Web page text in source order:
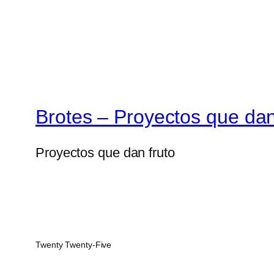
Brotes – Proyectos que
Proyectos que dan fruto
Twenty Twenty-Five